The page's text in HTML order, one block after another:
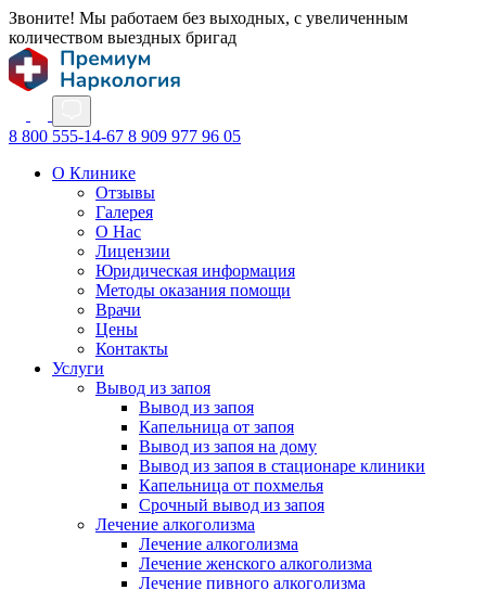
Звоните! Мы работаем без выходных, с увеличенным
количеством выездных бригад
8 800 555-14-67 8 909 977 96 05
О Клинике
Отзывы
Галерея
О Нас
Лицензии
Юридическая информация
Методы оказания помощи
Врачи
Цены
Контакты
Услуги
Вывод из запоя
Вывод из запоя
Капельница от запоя
Вывод из запоя на дому
Вывод из запоя в стационаре клиники
Капельница от похмелья
Срочный вывод из запоя
Лечение алкоголизма
Лечение алкоголизма
Лечение женского алкоголизма
Лечение пивного алкоголизма